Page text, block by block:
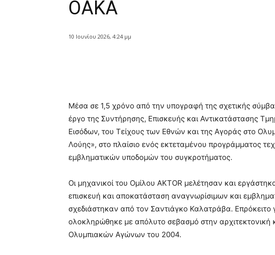
ΟΑΚΑ
10 Ιουνίου 2026, 4:24 μμ
Μέσα σε 1,5 χρόνο από την υπογραφή της σχετικής
έργο της Συντήρησης, Επισκευής και Αντικατάστασης
Εισόδων, του Τείχους των Εθνών και της Αγοράς στο
Λούης», στο πλαίσιο ενός εκτεταμένου προγράμματος
εμβληματικών υποδομών του συγκροτήματος.
Οι μηχανικοί του Ομίλου AKTOR μελέτησαν και
επισκευή και αποκατάσταση αναγνωρίσιμων και
σχεδιάστηκαν από τον Σαντιάγκο Καλατράβα. Επρόκειτο
ολοκληρώθηκε με απόλυτο σεβασμό στην
Ολυμπιακών Αγώνων του 2004.